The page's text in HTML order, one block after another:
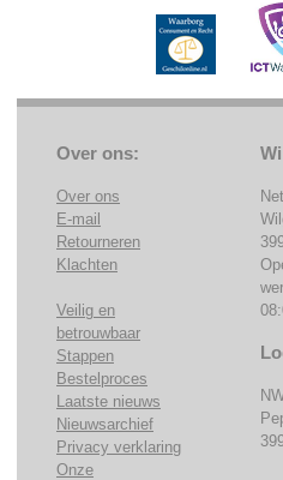
Over ons:
Over ons
E-mail
Retourneren
Klachten
Veilig en
betrouwbaar
Stappen
Bestelproces
Laatste nieuws
Nieuwsarchief
Privacy verklaring
Onze